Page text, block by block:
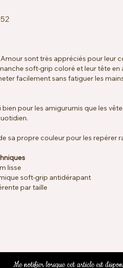
sont très appréciés pour leur
soft-grip coloré et leur tête en
facilement sans fatiguer les
bien pour les amigurumis que les
sa propre couleur pour les repérer
lisse
soft-grip antidérapant
par taille
Me notifier lorsque cet article est